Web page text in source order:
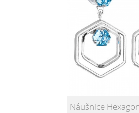
Náušnice